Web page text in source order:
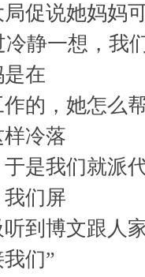
局促说她妈妈
静一想，我
在
的，她怎么
冷落
于是我们就派
们屏
到博文跟人
们”